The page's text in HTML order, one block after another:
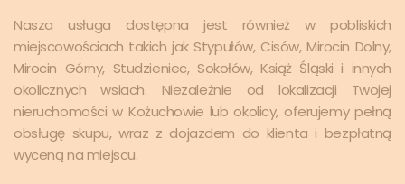
Nasza usługa dostępna jest również w pobliskich
miejscowościach takich jak Stypułów, Cisów, Mirocin Dolny,
Mirocin Górny, Studzieniec, Sokołów, Książ Śląski i innych
okolicznych wsiach. Niezależnie od lokalizacji Twojej
nieruchomości w Kożuchowie lub okolicy, oferujemy pełną
obsługę skupu, wraz z dojazdem do klienta i bezpłatną
wyceną na miejscu.